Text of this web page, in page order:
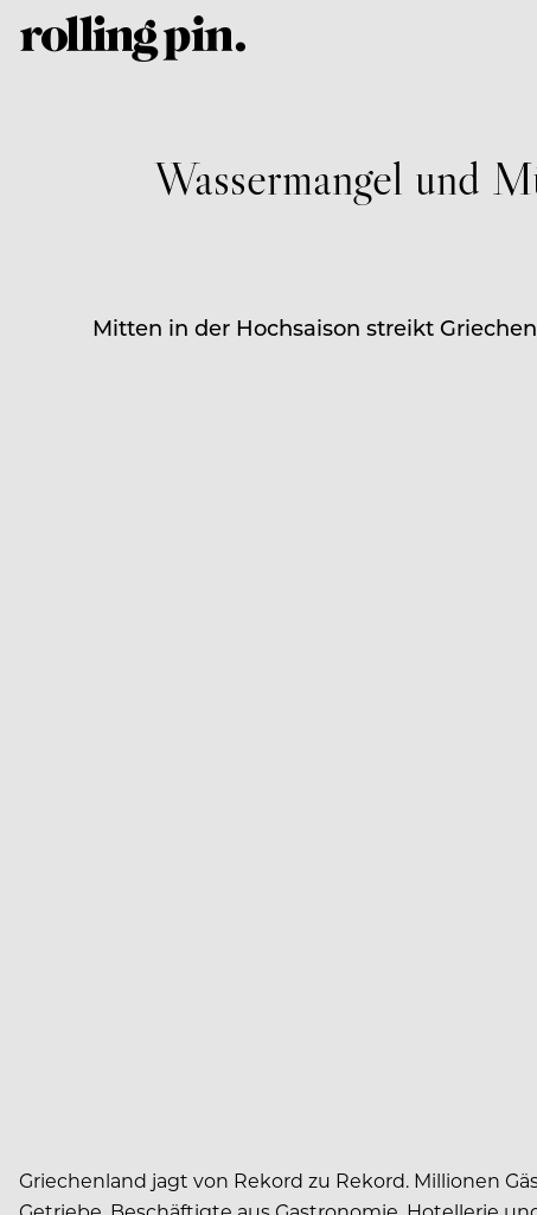
Wassermangel und
Mitten in der Hochsaison streikt
Griechenland jagt von Rekord zu Rekord. Millionen